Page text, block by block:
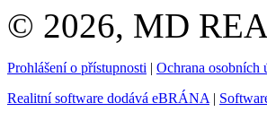
© 2026, MD
Prohlášení o přístupnosti | Ochrana osobních
Realitní software dodává eBRÁNA |